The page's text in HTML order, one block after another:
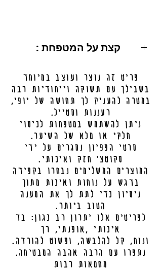
: קצת על המטפחת
ניתן לכיסוי מלא / חלקי.
מידע נוסף בתחתית העמוד.
פריט זה נוצר ועוצב במיוחד
בשבילך עם תשוקה וייחודיות רבה
במטרה להעניק לך תחושה של יופי,
רעננות וסטייל.
ניתן להשתמש במטפחות לכיסוי
חלקי או מלא של השיער.
סרטי הפפיון נסגרים על ידי
סקוטצ' חזק ואיכותי.
המוצרים המשלימים נבחרו בקפידה
בדגש על נוחות ואיכות מתוך
ניסיון כדי לתת לך את המענה
הטוב ביותר.
לפריטים אלו יתרון רב כגון: בד
איכותי ,אופנתי, רך
.ונוח, קל להלבשה, ופשוט להורדה
.נתפרו עם הרבה אהבה המבטיחה
מחמאות רבות